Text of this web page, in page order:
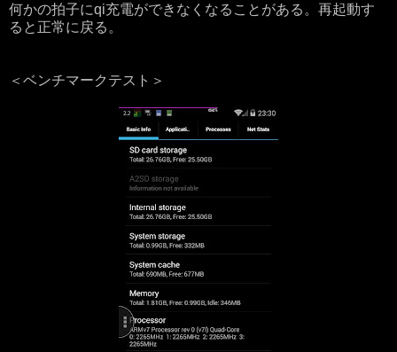
何かの拍子にqi充電ができなくなることがある。再起動す
ると正常に戻る。
＜ベンチマークテスト＞